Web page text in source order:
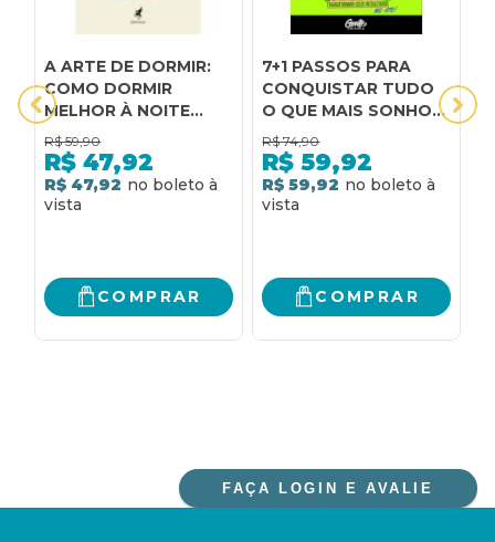
A ARTE DE DORMIR:
COMO DORMIR
MELHOR À NOITE
PARA TER UM BOM,
CALMO E BEM-
SUCEDIDO DIA
R$ 59,90
R$ 47,92
R$ 47,92
COMPRAR
7+1 PASSOS PARA
CONQUISTAR TUDO
O QUE MAIS SONHOU:
UM MÉTODO SIMPLES
E RÁPIDO PARA
TRANSFORMAR OS
SEUS RESULTADOS
R$ 74,90
R$ 59,92
R$ 59,92
COMPRAR
FAÇA LOGIN E AVALIE